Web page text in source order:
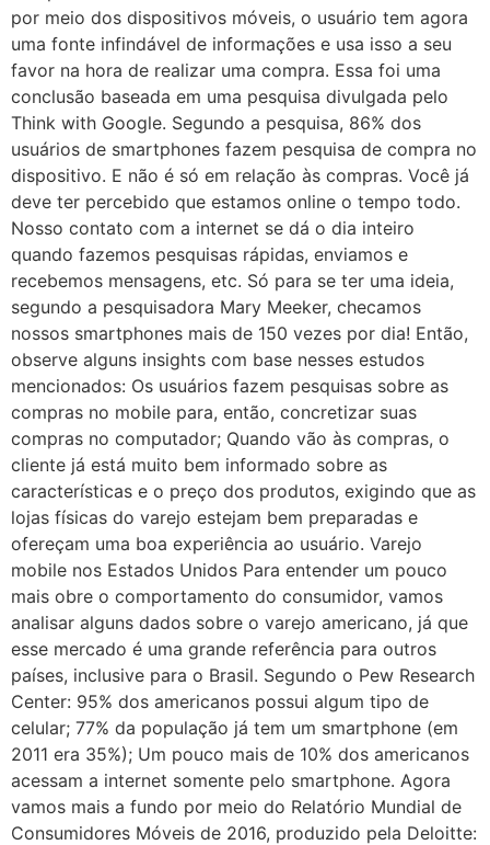
por meio dos dispositivos móveis, o usuário tem agora
uma fonte infindável de informações e usa isso a seu
favor na hora de realizar uma compra. Essa foi uma
conclusão baseada em uma pesquisa divulgada pelo
Think with Google. Segundo a pesquisa, 86% dos
usuários de smartphones fazem pesquisa de compra no
dispositivo. E não é só em relação às compras. Você já
deve ter percebido que estamos online o tempo todo.
Nosso contato com a internet se dá o dia inteiro
quando fazemos pesquisas rápidas, enviamos e
recebemos mensagens, etc. Só para se ter uma ideia,
segundo a pesquisadora Mary Meeker, checamos
nossos smartphones mais de 150 vezes por dia! Então,
observe alguns insights com base nesses estudos
mencionados: Os usuários fazem pesquisas sobre as
compras no mobile para, então, concretizar suas
compras no computador; Quando vão às compras, o
cliente já está muito bem informado sobre as
características e o preço dos produtos, exigindo que as
lojas físicas do varejo estejam bem preparadas e
ofereçam uma boa experiência ao usuário. Varejo
mobile nos Estados Unidos Para entender um pouco
mais obre o comportamento do consumidor, vamos
analisar alguns dados sobre o varejo americano, já que
esse mercado é uma grande referência para outros
países, inclusive para o Brasil. Segundo o Pew Research
Center: 95% dos americanos possui algum tipo de
celular; 77% da população já tem um smartphone (em
2011 era 35%); Um pouco mais de 10% dos americanos
acessam a internet somente pelo smartphone. Agora
vamos mais a fundo por meio do Relatório Mundial de
Consumidores Móveis de 2016, produzido pela Deloitte: